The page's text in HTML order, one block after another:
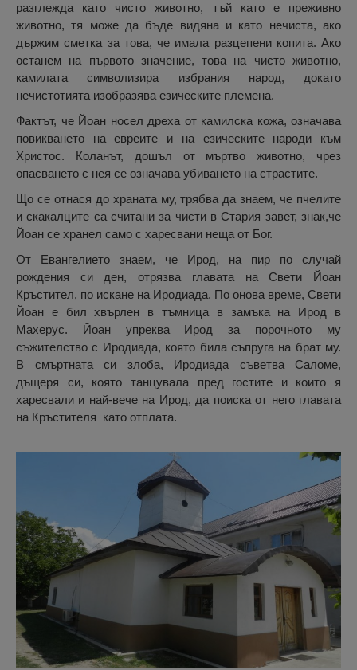
разглежда като чисто животно, тъй като е преживно
животно, тя може да бъде видяна и като нечиста, ако
държим сметка за това, че имала разцепени копита. Ако
останем на първото значение, това на чисто животно,
камилата символизира избрания народ, докато
нечистотията изобразява езическите племена.
Фактът, че Йоан носел дреха от камилска кожа, означава
повикването на евреите и на езическите народи към
Христос. Коланът, дошъл от мъртво животно, чрез
опасването с нея се означава убиването на страстите.
Що се отнася до храната му, трябва да знаем, че пчелите
и скакалците са считани за чисти в Стария завет, знак,че
Йоан се хранел само с харесвани неща от Бог.
От Евангелието знаем, че Ирод, на пир по случай
рождения си ден, отрязва главата на Свети Йоан
Кръстител, по искане на Иродиада. По онова време, Свети
Йоан е бил хвърлен в тъмница в замъка на Ирод в
Махерус. Йоан упреква Ирод за порочното му
съжителство с Иродиада, която била съпруга на брат му.
В смъртната си злоба, Иродиада съветва Саломе,
дъщеря си, която танцувала пред гостите и които я
харесвали и най-вече на Ирод, да поиска от него главата
на Кръстителя като отплата.